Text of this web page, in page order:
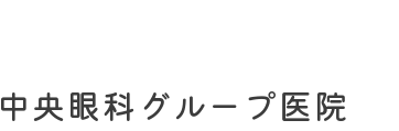
中央眼科グループ医院